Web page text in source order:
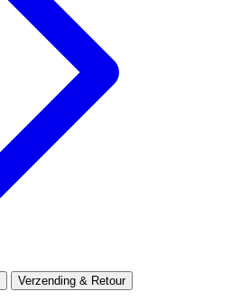
Verzending & Retour